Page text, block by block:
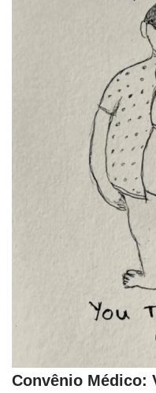
Convênio Médico: